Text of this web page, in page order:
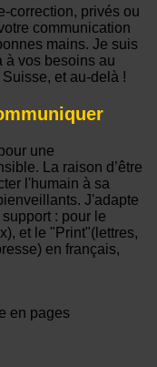
correction, privés ou
communication
mains. Je suis
à vos besoins au
et au-delà !
une
La raison d’être
l'humain à sa
J'adapte
: pour le
et le "Print"(lettres,
en français,
en pages